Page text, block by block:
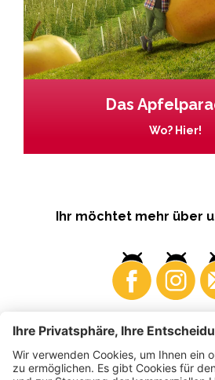
Das
Wo? Hier!
Ihr möchtet mehr über
Business